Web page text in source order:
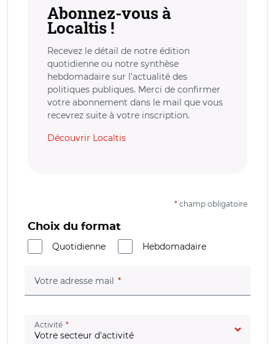
Abonnez-vous à
Localtis !
Recevez le détail de notre édition
quotidienne ou notre synthèse
hebdomadaire sur l’actualité des
politiques publiques. Merci de confirmer
votre abonnement dans le mail que vous
recevrez suite à votre inscription.
Découvrir Localtis
* champ obligatoire
Choix du format
Quotidienne
Hebdomadaire
Votre adresse mail (champ obligatoire)
Activité (champ obligatoire)